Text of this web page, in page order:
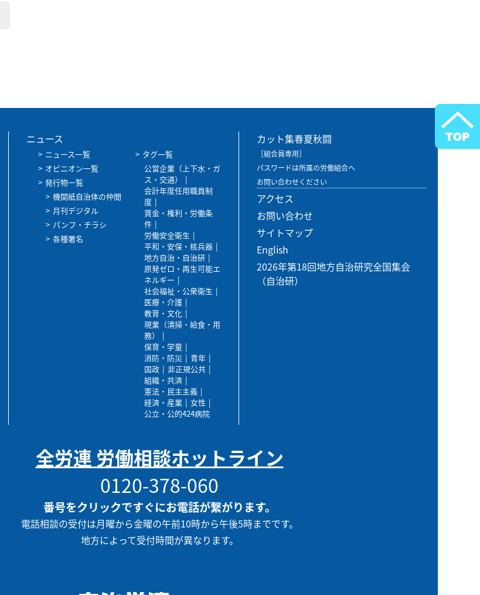
ニュース
ニュース一覧
オピニオン一覧
発行物一覧
機関紙自治体の仲間
月刊デジタル
パンフ・チラシ
各種署名
タグ一覧
公営企業（上下水・ガ
ス・交通）
会計年度任用職員制
度
賃金・権利・労働条
件
労働安全衛生
平和・安保・核兵器
地方自治・自治研
原発ゼロ・再生可能エ
ネルギー
社会福祉・公衆衛生
医療・介護
教育・文化
現業（清掃・給食・用
務）
保育・学童
消防・防災
青年
国政
非正規公共
組織・共済
憲法・民主主義
経済・産業
女性
公立・公的424病院
カット集春夏秋闘
［組合員専用］
パスワードは所属の労働組合へ
お問い合わせください
アクセス
お問い合わせ
サイトマップ
English
2026年第18回地方自治研究全国集会
（自治研）
全労連 労働相談ホットライン
0120-378-060
番号をクリックですぐにお電話が繋がります。
電話相談の受付は月曜から金曜の午前10時から午後5時までです。
地方によって受付時間が異なります。